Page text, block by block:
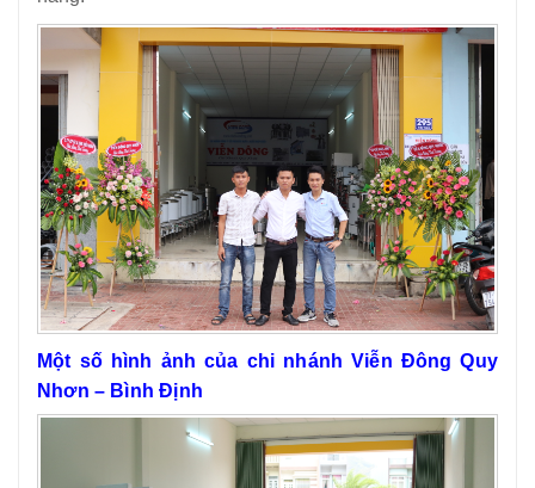
Một số hình ảnh của chi nhánh Viễn Đông Quy
Nhơn – Bình Định